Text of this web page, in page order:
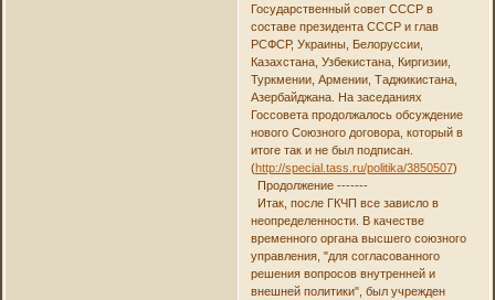
Государственный совет СССР в
составе президента СССР и глав
РСФСР, Украины, Белоруссии,
Казахстана, Узбекистана, Киргизии,
Туркмении, Армении, Таджикистана,
Азербайджана. На заседаниях
Госсовета продолжалось обсуждение
нового Союзного договора, который в
итоге так и не был подписан.
(http://special.tass.ru/politika/3850507)
Продолжение -------
Итак, после ГКЧП все зависло в
неопределенности. В качестве
временного органа высшего союзного
управления, "для согласованного
решения вопросов внутренней и
внешней политики", был учрежден